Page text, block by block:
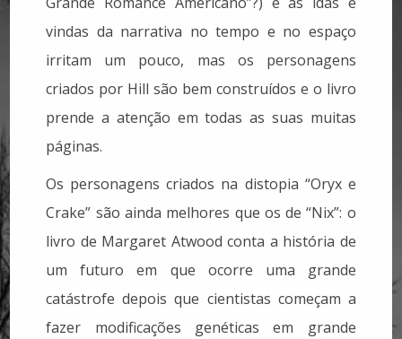
vindas da narrativa no tempo e no espaço
irritam um pouco, mas os personagens
criados por Hill são bem construídos e o livro
prende a atenção em todas as suas muitas
páginas.
Os personagens criados na distopia “Oryx e
Crake” são ainda melhores que os de “Nix”: o
livro de Margaret Atwood conta a história de
um futuro em que ocorre uma grande
catástrofe depois que cientistas começam a
fazer modificações genéticas em grande